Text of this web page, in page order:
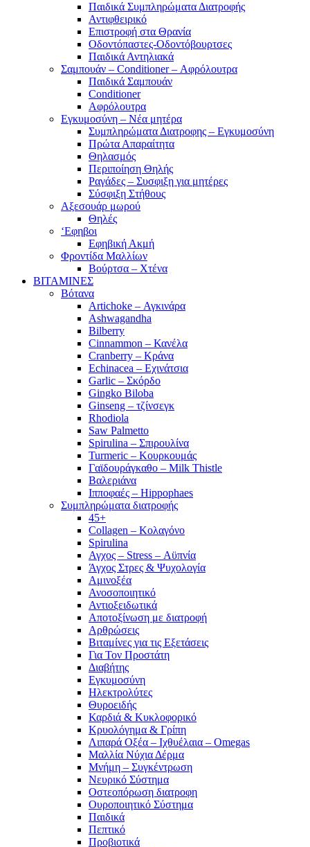
Παιδικά Συμπληρώματα Διατροφής
Αντιφθειρικό
Επιστροφή στα Θρανία
Οδοντόπαστες-Οδοντόβουρτσες
Παιδικά Αντηλιακά
Σαμπουάν – Conditioner – Αφρόλουτρα
Παιδικά Σαμπουάν
Conditioner
Αφρόλουτρα
Εγκυμοσύνη – Νέα μητέρα
Συμπληρώματα Διατροφης – Εγκυμοσύνη
Πρώτα Απαραίτητα
Θηλασμός
Περιποίηση Θηλής
Ραγάδες – Συσφιξη για μητέρες
Σύσφιξη Στήθους
Αξεσουάρ μωρού
Θηλές
‘Εφηβοι
Εφηβική Ακμή
Φροντίδα Μαλλίων
Βούρτσα – Χτένα
ΒΙΤΑΜΙΝΕΣ
Βότανα
Artichoke – Αγκινάρα
Ashwagandha
Bilberry
Cinnammon – Κανέλα
Cranberry – Κράνα
Echinacea – Εχινάτσια
Garlic – Σκόρδο
Gingko Biloba
Ginseng – τζίνσεγκ
Rhodiola
Saw Palmetto
Spirulina – Σπιρουλίνα
Turmeric – Κουρκουμάς
Γαϊδουράγκαθο – Milk Thistle
Βαλεριάνα
Ιπποφαές – Hippophaes
Συμπληρώματα διατροφής
45+
Collagen – Κολαγόνο
Spirulina
Αγχος – Stress – Αϋπνία
Άγχος Στρες & Ψυχολογία
Αμινοξέα
Ανοσοποιητικό
Αντιοξειδωτικά
Αποτοξίνωση με διατροφή
Αρθρώσεις
Βιταμίνες για τις Εξετάσεις
Για Τον Προστάτη
Διαβήτης
Εγκυμοσύνη
Ηλεκτρολύτες
Θυροειδής
Καρδιά & Κυκλοφορικό
Κρυολόγημα & Γρίπη
Λιπαρά Οξέα – Ιχθυέλαια – Omegas
Μαλλία Νύχια Δέρμα
Μνήμη – Συγκέντρωση
Νευρικό Σύστημα
Οστεοπόρωση διατροφη
Ουροποιητικό Σύστημα
Παιδικά
Πεπτικό
Προβιοτικά